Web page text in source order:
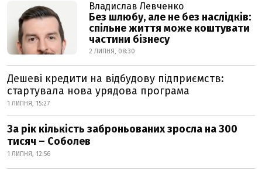
Владислав Левченко
Без шлюбу, але не без наслідків:
спільне життя може коштувати
частини бізнесу
2 ЛИПНЯ, 08:30
Дешеві кредити на відбудову підприємств:
стартувала нова урядова програма
1 ЛИПНЯ, 15:27
За рік кількість заброньованих зросла на 300
тисяч – Соболев
1 ЛИПНЯ, 12:56